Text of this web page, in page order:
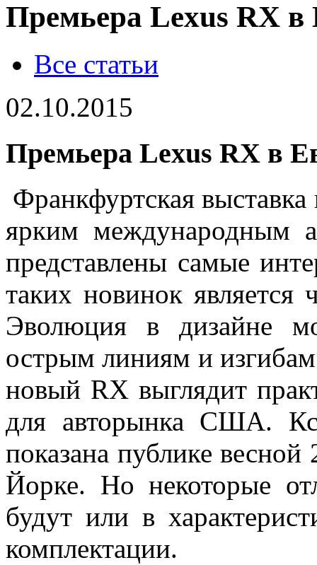
Премьера Lexus RX в
Все статьи
02.10.2015
Премьера Lexus RX в
Франкфуртская выставка
ярким международным
представлены самые
таких новинок является
Эволюция в дизайне
острым линиям и
новый RX выглядит
для авторынка США.
показана публике
Йорке. Но некоторые
будут или в
комплектации.